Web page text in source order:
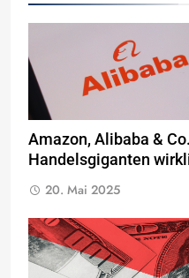
Amazon, Alibaba &
Handelsgiganten
20. Mai 2025